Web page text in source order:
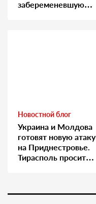
забеременевшую
Новостной блог
Украина и Молдова
готовят новую атаку
на Приднестровье.
Тирасполь просит